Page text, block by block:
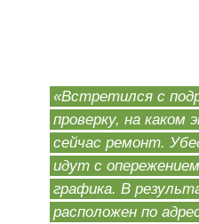
«Встретился с
проверку, на каком
сейчас ремонт.
идут с
графика. В
расположен по